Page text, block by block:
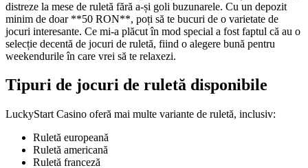
distreze la mese de ruletă fără a-și goli buzunarele. Cu un depozit
minim de doar **50 RON**, poți să te bucuri de o varietate de
jocuri interesante. Ce mi-a plăcut în mod special a fost faptul că au o
selecție decentă de jocuri de ruletă, fiind o alegere bună pentru
weekendurile în care vrei să te relaxezi.
Tipuri de jocuri de ruletă disponibile
LuckyStart Casino oferă mai multe variante de ruletă, inclusiv:
Ruletă europeană
Ruletă americană
Ruletă franceză